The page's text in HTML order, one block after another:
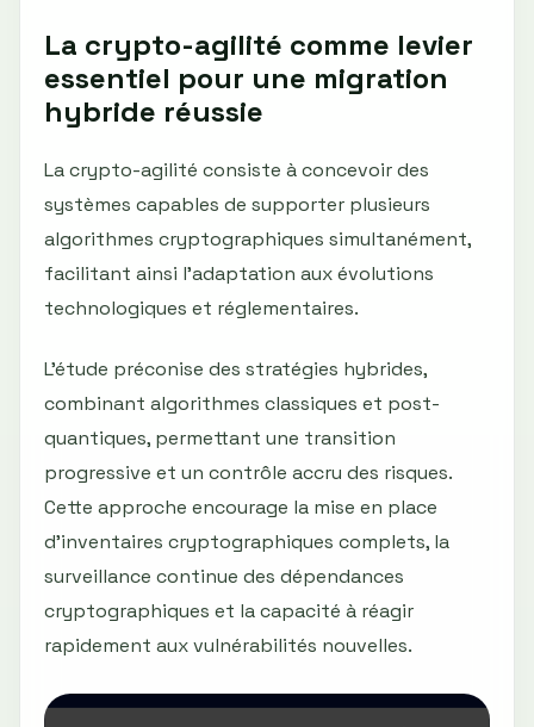
La crypto-agilité comme levier
essentiel pour une migration
hybride réussie
La crypto-agilité consiste à concevoir des
systèmes capables de supporter plusieurs
algorithmes cryptographiques simultanément,
facilitant ainsi l'adaptation aux évolutions
technologiques et réglementaires.
L'étude préconise des stratégies hybrides,
combinant algorithmes classiques et post-
quantiques, permettant une transition
progressive et un contrôle accru des risques.
Cette approche encourage la mise en place
d'inventaires cryptographiques complets, la
surveillance continue des dépendances
cryptographiques et la capacité à réagir
rapidement aux vulnérabilités nouvelles.